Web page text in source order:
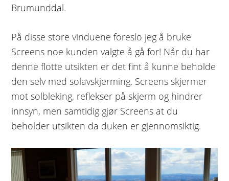
Brumunddal.
På disse store vinduene foreslo jeg å bruke
Screens noe kunden valgte å gå for! Når du har
denne flotte utsikten er det fint å kunne beholde
den selv med solavskjerming. Screens skjermer
mot solbleking, reflekser på skjerm og hindrer
innsyn, men samtidig gjør Screens at du
beholder utsikten da duken er gjennomsiktig.